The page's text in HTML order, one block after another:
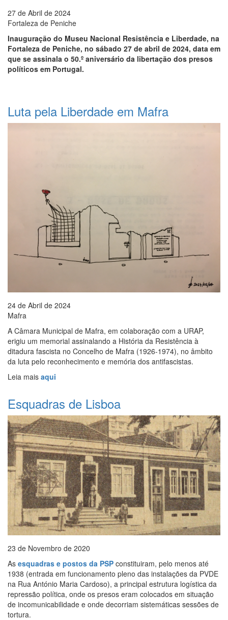
27 de Abril de 2024
Fortaleza de Peniche
Inauguração do Museu Nacional Resistência e Liberdade, na
Fortaleza de Peniche, no sábado 27 de abril de 2024, data em
que se assinala o 50.º aniversário da libertação dos presos
políticos em Portugal.
Luta pela Liberdade em Mafra
24 de Abril de 2024
Mafra
A Câmara Municipal de Mafra, em colaboração com a URAP,
erigiu um memorial assinalando a História da Resistência à
ditadura fascista no Concelho de Mafra (1926-1974), no âmbito
da luta pelo reconhecimento e memória dos antifascistas.
Leia mais aqui
Esquadras de Lisboa
23 de Novembro de 2020
As esquadras e postos da PSP constituiram, pelo menos até
1938 (entrada em funcionamento pleno das instalações da PVDE
na Rua António Maria Cardoso), a principal estrutura logística da
repressão política, onde os presos eram colocados em situação
de incomunicabilidade e onde decorriam sistemáticas sessões de
tortura.